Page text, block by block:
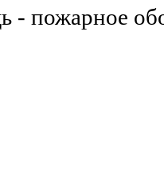
пожарное